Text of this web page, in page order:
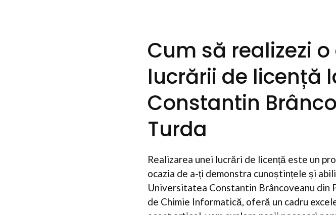
Cum să realizezi
lucrării de licență
Constantin
Turda
Realizarea unei lucrări de licență este un
ocazia de a-ți demonstra cunoștințele și
Universitatea Constantin Brâncoveanu din
de Chimie Informatică, oferă un cadru